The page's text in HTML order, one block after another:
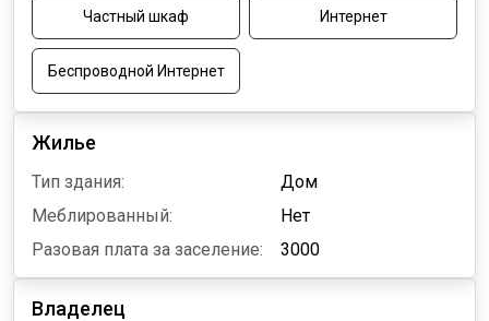
Частный шкаф Интернет
Беспроводной Интернет
Жилье
Тип здания:
Дом
Меблированный:
Нет
Разовая плата за заселение:
3000
Владелец